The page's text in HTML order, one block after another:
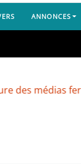
ANNONCES
fermés